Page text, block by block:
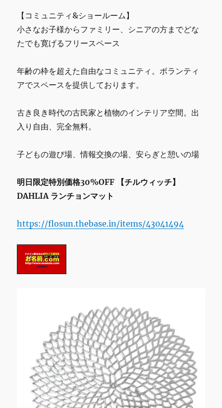
【コミュニティ&ショールーム】
小さなお子様からファミリー、シニアの方までどな
たでも寛げるフリースペース
年齢の枠を超えた自由なコミュニティ。ボランティ
アでスペースを提供しております。
古き良き時代の古民家と植物のインテリア空間。出
入り自由、完全無料。
子どもの遊び場、情報交換の場、安らぎと憩いの場
明日限定特別価格30%OFF 【チルウィッチ】
DAHLIA ランチョンマット
https://flosun.thebase.in/items/43041494